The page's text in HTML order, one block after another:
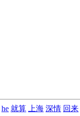
he 就算 上海 深情 回来